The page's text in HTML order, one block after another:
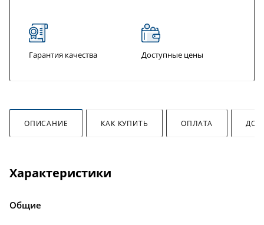
Гарантия качества Доступные цены
ОПИСАНИЕ КАК КУПИТЬ ОПЛАТА
Характеристики
Общие